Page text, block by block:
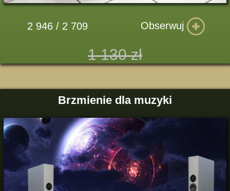
2 946 / 2 709 Obserwuj
1 130 zł
Brzmienie dla muzyki